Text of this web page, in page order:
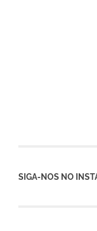
SIGA-NOS NO